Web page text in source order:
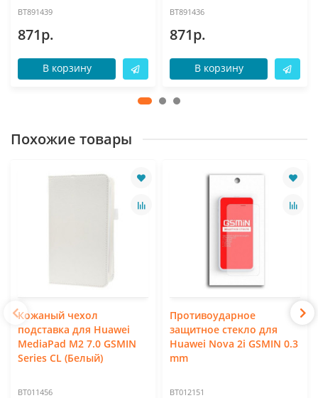
BT891439
871р.
В корзину
BT891436
871р.
В корзину
Похожие товары
Кожаный чехол
подставка для Huawei
MediaPad M2 7.0 GSMIN
Series CL (Белый)
BT011456
Противоударное
защитное стекло для
Huawei Nova 2i GSMIN 0.3
mm
BT012151